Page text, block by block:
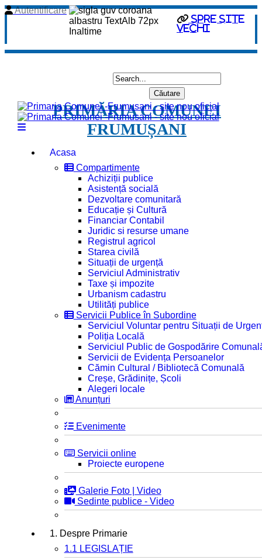
spre site
vechi
Autentificare
PRIMĂRIA COMUNEI
FRUMUȘANI
Acasa
Compartimente
Achiziții publice
Asistență socială
Dezvoltare comunitară
Educație și Cultură
Financiar Contabil
Juridic si resurse umane
Registrul agricol
Starea civilă
Situații de urgență
Serviciul Administrativ
Taxe și impozite
Urbanism cadastru
Utilități publice
Servicii Publice în Subordine
Serviciul Voluntar pentru Situații de
Poliția Locală
Serviciul Public de Gospodărire
Servicii de Evidența Persoanelor
Cămin Cultural / Bibliotecă Comunală
Creșe, Grădinițe, Școli
Alegeri locale
Anunțuri
Evenimente
Servicii online
Proiecte europene
Galerie Foto | Video
Sedinte publice - Video
1. Despre Primarie
1.1 LEGISLAȚIE